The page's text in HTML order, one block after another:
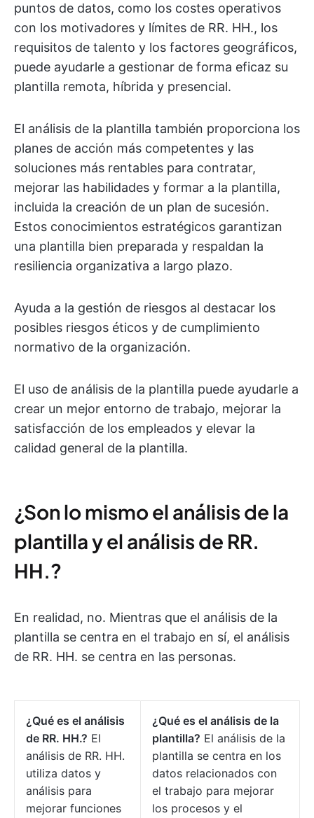
puntos de datos, como los costes operativos
con los motivadores y límites de RR. HH., los
requisitos de talento y los factores geográficos,
puede ayudarle a gestionar de forma eficaz su
plantilla remota, híbrida y presencial.
El análisis de la plantilla también proporciona los
planes de acción más competentes y las
soluciones más rentables para contratar,
mejorar las habilidades y formar a la plantilla,
incluida la creación de un plan de sucesión.
Estos conocimientos estratégicos garantizan
una plantilla bien preparada y respaldan la
resiliencia organizativa a largo plazo.
Ayuda a la gestión de riesgos al destacar los
posibles riesgos éticos y de cumplimiento
normativo de la organización.
El uso de análisis de la plantilla puede ayudarle a
crear un mejor entorno de trabajo, mejorar la
satisfacción de los empleados y elevar la
calidad general de la plantilla.
¿Son lo mismo el análisis de la
plantilla y el análisis de RR.
HH.?
En realidad, no. Mientras que el análisis de la
plantilla se centra en el trabajo en sí, el análisis
de RR. HH. se centra en las personas.
¿Qué es el análisis
de RR. HH.? El
análisis de RR. HH.
utiliza datos y
análisis para
mejorar funciones
¿Qué es el análisis de la
plantilla? El análisis de la
plantilla se centra en los
datos relacionados con
el trabajo para mejorar
los procesos y el